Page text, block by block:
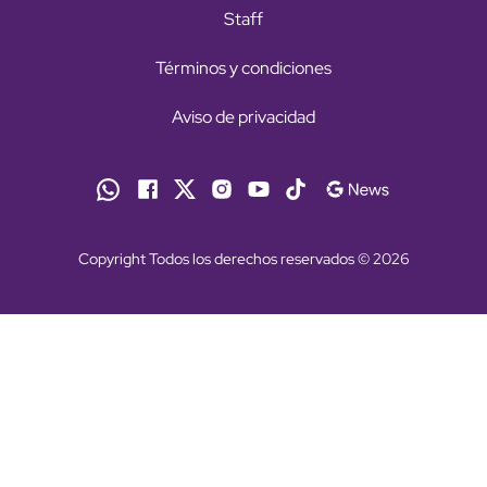
Staff
Términos y condiciones
Aviso de privacidad
Copyright Todos los derechos reservados © 2026